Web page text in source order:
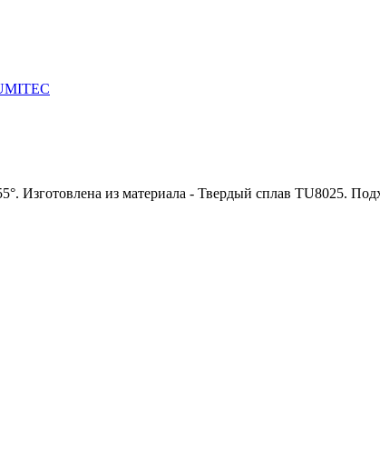
Изготовлена из материала - Твердый сплав TU8025.